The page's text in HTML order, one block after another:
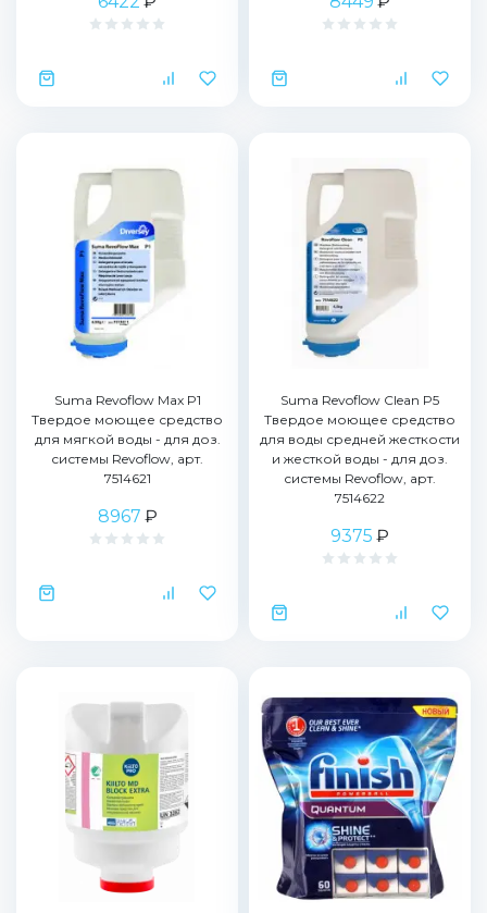
Suma Revoflow Max P1
Твердое моющее средство
для мягкой воды - для доз.
системы Revoflow, арт.
7514621
8967 ₽
Suma Revoflow Clean P5
Твердое моющее средство
для воды средней жесткости
и жесткой воды - для доз.
системы Revoflow, арт.
7514622
9375 ₽